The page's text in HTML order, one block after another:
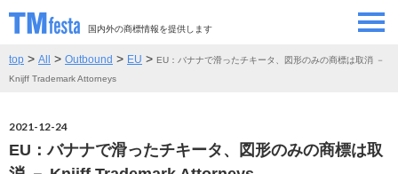
国内外の商標情報を提供します
SEMINAR/EVENT
CONTRIBUTORS 情報提供者
top > All > Outbound > EU > EU：バナナで滑ったチキータ、図形のみの商標は取消 －
Knijff Trademark Attorneys
2021-12-24
EU：バナナで滑ったチキータ、図形のみの商標は取